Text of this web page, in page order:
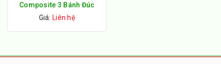
Composite 3 Bánh Đúc
Giá: Liên hệ